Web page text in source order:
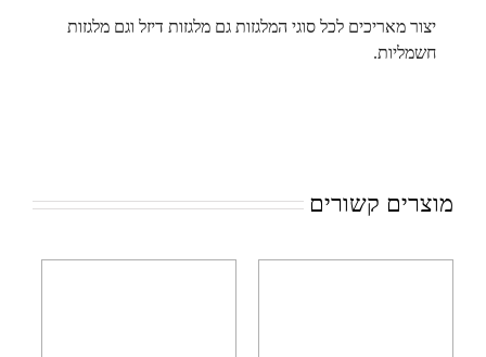
יצור מאריכים לכל סוגי המלגזות גם מלגזות דיזל וגם מלגזות
חשמליות.
מוצרים קשורים